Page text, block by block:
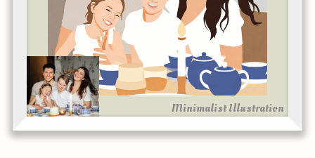
Minimalist Illustration